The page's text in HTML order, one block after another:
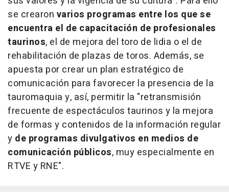
se crearon varios programas entre los que se
encuentra el de capacitación de profesionales
taurinos, el de mejora del toro de lidia o el de
rehabilitación de plazas de toros. Además, se
apuesta por crear un plan estratégico de
comunicación para favorecer la presencia de la
tauromaquia y, así, permitir la "retransmisión
frecuente de espectáculos taurinos y la mejora
de formas y contenidos de la información regular
y de programas divulgativos en medios de
comunicación públicos, muy especialmente en
RTVE y RNE".